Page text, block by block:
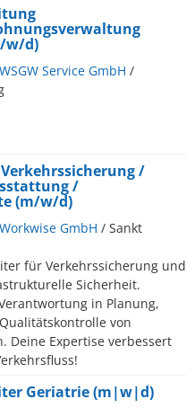
w/d)
WSGW Service GmbH /
/
/
(m/w/d)
Workwise GmbH / Sankt
für Verkehrssicherung und
Sicherheit.
in Planung,
von
Deine Expertise verbessert
Geriatrie (m|w|d)